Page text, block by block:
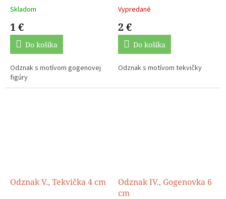
Skladom
1 €
Do košíka
Odznak s motívom gogenovej
figúry
Vypredané
2 €
Do košíka
Odznak s motívom tekvičky
Odznak V., Tekvička 4 cm
Odznak IV., Gogenovka 6
cm